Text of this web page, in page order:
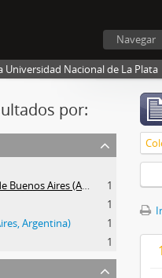
Navegar
Universidad Nacional de La Plata
por:
Ciudad Autónoma de Buenos Aires (Argentina)
1
1
Argentina)
1
1